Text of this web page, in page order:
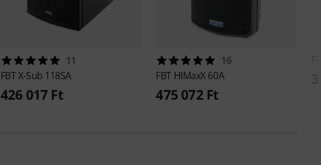
11
FBTX-Sub 118SA
426 017 Ft
16
FBT HIMaxX 60A
475 072 Ft